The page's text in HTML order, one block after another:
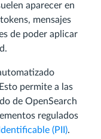
aparecer en
mensajes
de poder aplicar
permite a las
de OpenSearch
regulados
(PII).